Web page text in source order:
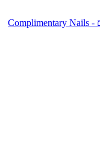
- מוצרי ציפורניים משלימים - Complimentary Nails